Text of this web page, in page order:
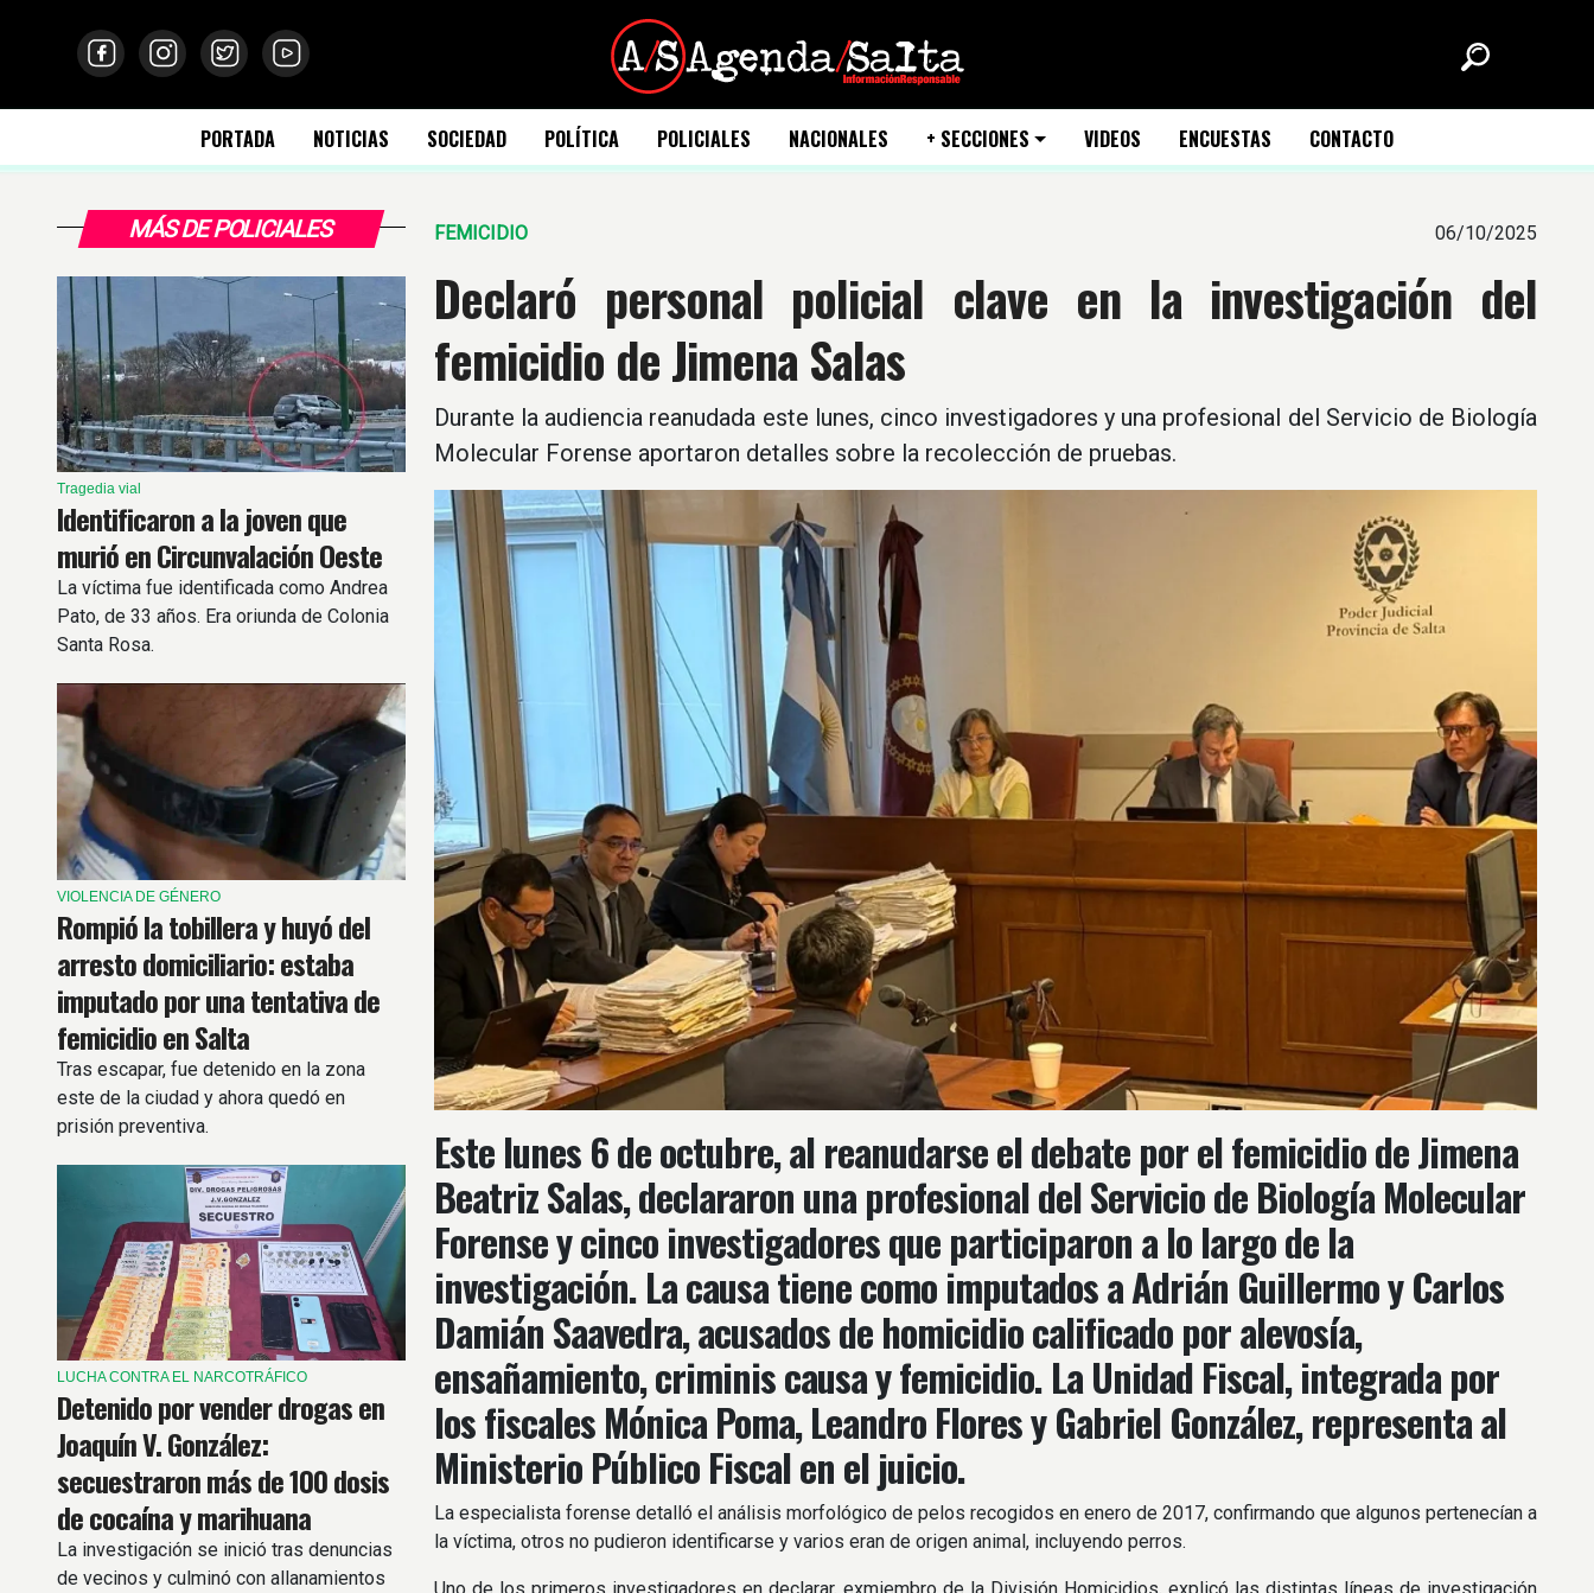
PORTADA NOTICIAS SOCIEDAD POLÍTICA POLICIALES NACIONALES + SECCIONES VIDEOS ENCUESTAS CONTACTO
MÁS DE POLICIALES
Tragedia vial
Identificaron a la joven que
murió en Circunvalación Oeste
La víctima fue identificada como Andrea
Pato, de 33 años. Era oriunda de Colonia
Santa Rosa.
VIOLENCIA DE GÉNERO
Rompió la tobillera y huyó del
arresto domiciliario: estaba
imputado por una tentativa de
femicidio en Salta
Tras escapar, fue detenido en la zona
este de la ciudad y ahora quedó en
prisión preventiva.
LUCHA CONTRA EL NARCOTRÁFICO
Detenido por vender drogas en
Joaquín V. González:
secuestraron más de 100 dosis
de cocaína y marihuana
La investigación se inició tras denuncias
de vecinos y culminó con allanamientos
FEMICIDIO 06/10/2025
Declaró personal policial clave en la investigación del
femicidio de Jimena Salas
Durante la audiencia reanudada este lunes, cinco investigadores y una profesional del Servicio de Biología
Molecular Forense aportaron detalles sobre la recolección de pruebas.
Este lunes 6 de octubre, al reanudarse el debate por el femicidio de Jimena
Beatriz Salas, declararon una profesional del Servicio de Biología Molecular
Forense y cinco investigadores que participaron a lo largo de la
investigación. La causa tiene como imputados a Adrián Guillermo y Carlos
Damián Saavedra, acusados de homicidio calificado por alevosía,
ensañamiento, criminis causa y femicidio. La Unidad Fiscal, integrada por
los fiscales Mónica Poma, Leandro Flores y Gabriel González, representa al
Ministerio Público Fiscal en el juicio.
La especialista forense detalló el análisis morfológico de pelos recogidos en enero de 2017, confirmando que algunos pertenecían a
la víctima, otros no pudieron identificarse y varios eran de origen animal, incluyendo perros.